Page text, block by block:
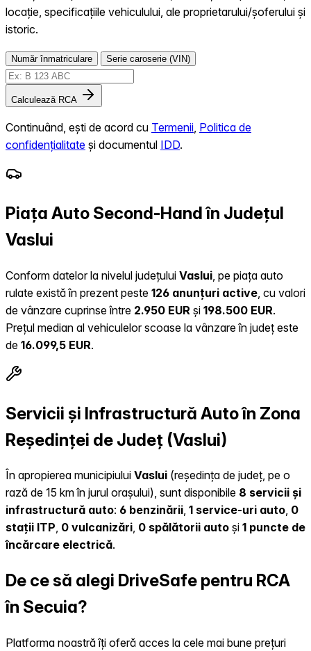
locație, specificațiile vehiculului, ale proprietarului/șoferului și
istoric.
Număr înmatriculare Serie caroserie (VIN)
Calculează RCA
Continuând, ești de acord cu Termenii Politica de
confidențialitate și documentul IDD.
Piața Auto Second-Hand în Județul
Vaslui
Conform datelor la nivelul județului Vaslui , pe piața auto
rulate există în prezent peste 126 anunțuri active , cu valori
de vânzare cuprinse între 2.950 EUR și 198.500 EUR.
Prețul median al vehiculelor scoase la vânzare în județ este
de 16.099,5 EUR.
Servicii și Infrastructură Auto în Zona
Reședinței de Județ (Vaslui)
În apropierea municipiului Vaslui (reședința de județ, pe o
rază de 15 km în jurul orașului), sunt disponibile 8 servicii și
infrastructură auto: 6 benzinării, 1 service-uri auto, 0
stații ITP, 0 vulcanizări, 0 spălătorii auto și 1 puncte de
încărcare electrică.
De ce să alegi DriveSafe pentru RCA
în Secuia?
Platforma noastră îți oferă acces la cele mai bune prețuri